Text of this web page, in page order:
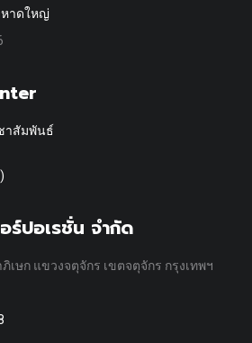
หาดใหญ่
าสัมพันธ์
ร์ปอเรชั่น จำกัด
ษก แขวงจตุจักร เขตจตุจักร กรุงเทพฯ